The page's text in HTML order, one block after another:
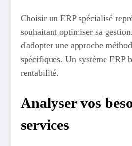
Choisir un ERP spécialisé
souhaitant optimiser sa
d'adopter une approche
spécifiques. Un système ERP
rentabilité.
Analyser vos
services